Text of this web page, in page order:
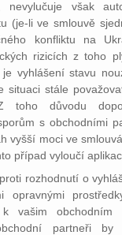
nevylučuje však
(je-li ve smlouvě
konfliktu na
rizicích z toho
vyhlášení stavu
situaci stále
toho důvodu
s obchodními
vyšší moci ve
případ vyloučí
rozhodnutí o
opravnými
vašim obchodním
partneři